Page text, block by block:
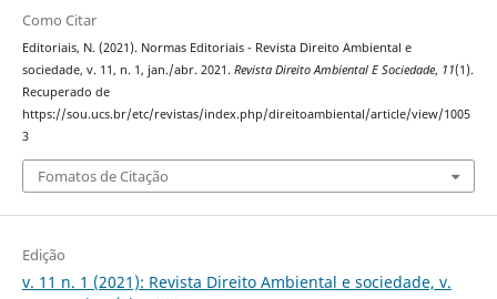
Como Citar
Editoriais, N. (2021). Normas Editoriais - Revista Direito Ambiental e
sociedade, v. 11, n. 1, jan./abr. 2021. Revista Direito Ambiental E Sociedade, 11(1).
Recuperado de
https://sou.ucs.br/etc/revistas/index.php/direitoambiental/article/view/1005
3
Fomatos de Citação
Edição
v. 11 n. 1 (2021): Revista Direito Ambiental e sociedade, v.